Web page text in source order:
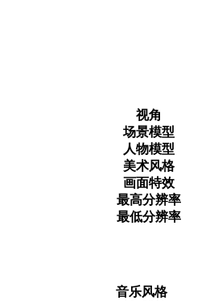
视角
场景模型
人物模型
美术风格
画面特效
最高分辨率
最低分辨率
音乐风格